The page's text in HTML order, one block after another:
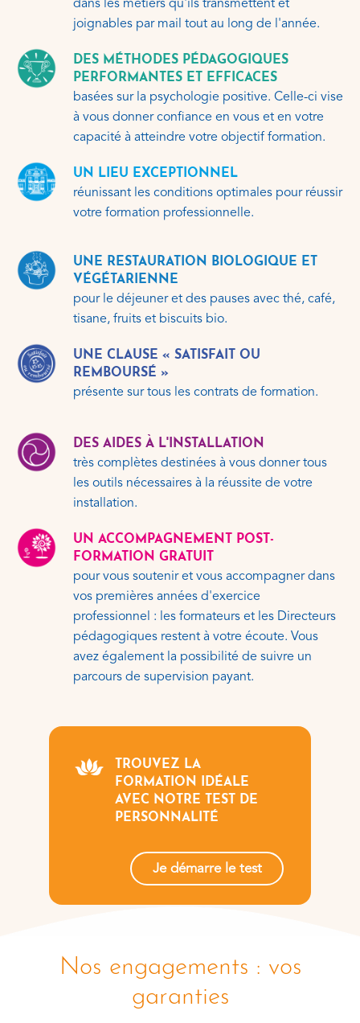
dans les métiers qu'ils transmettent et
joignables par mail tout au long de l'année.
DES MÉTHODES PÉDAGOGIQUES
PERFORMANTES ET EFFICACES
basées sur la psychologie positive. Celle-ci vise
à vous donner confiance en vous et en votre
capacité à atteindre votre objectif formation.
UN LIEU EXCEPTIONNEL
réunissant les conditions optimales pour réussir
votre formation professionnelle.
UNE RESTAURATION BIOLOGIQUE ET
VÉGÉTARIENNE
pour le déjeuner et des pauses avec thé, café,
tisane, fruits et biscuits bio.
UNE CLAUSE « SATISFAIT OU
REMBOURSÉ »
présente sur tous les contrats de formation.
DES AIDES À L'INSTALLATION
très complètes destinées à vous donner tous
les outils nécessaires à la réussite de votre
installation.
UN ACCOMPAGNEMENT POST-
FORMATION GRATUIT
pour vous soutenir et vous accompagner dans
vos premières années d'exercice
professionnel : les formateurs et les Directeurs
pédagogiques restent à votre écoute. Vous
avez également la possibilité de suivre un
parcours de supervision payant.
TROUVEZ LA
FORMATION IDÉALE
AVEC NOTRE TEST DE
PERSONNALITÉ
Je démarre le test
Nos engagements : vos
garanties